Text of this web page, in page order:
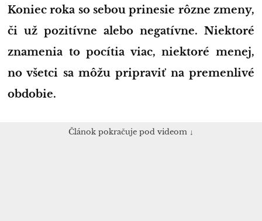
Koniec roka so sebou prinesie rôzne zmeny,
či už pozitívne alebo negatívne. Niektoré
znamenia to pocítia viac, niektoré menej,
no všetci sa môžu pripraviť na premenlivé
obdobie.
Článok pokračuje pod videom ↓